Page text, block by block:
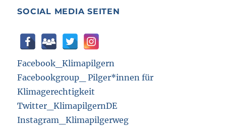
SOCIAL MEDIA SEITEN
Facebook_Klimapilgern
Facebookgroup_ Pilger*innen für
Klimagerechtigkeit
Twitter_KlimapilgernDE
Instagram_Klimapilgerweg